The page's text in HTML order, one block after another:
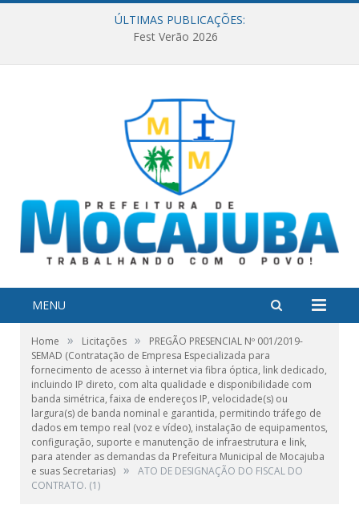
ÚLTIMAS PUBLICAÇÕES:
Fest Verão 2026
MENU
Home » Licitações »
PREGÃO PRESENCIAL Nº 001/2019-
SEMAD (Contratação de Empresa Especializada para
fornecimento de acesso à internet via fibra óptica, link dedicado,
incluindo IP direto, com alta qualidade e disponibilidade com
banda simétrica, faixa de endereços IP, velocidade(s) ou
largura(s) de banda nominal e garantida, permitindo tráfego de
dados em tempo real (voz e vídeo), instalação de equipamentos,
configuração, suporte e manutenção de infraestrutura e link,
para atender as demandas da Prefeitura Municipal de Mocajuba
e suas Secretarias) »
ATO DE DESIGNAÇÃO DO FISCAL DO
CONTRATO. (1)